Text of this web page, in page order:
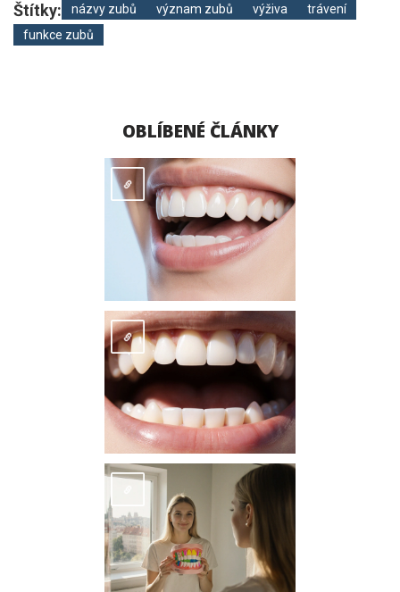
Štítky: názvy zubů význam zubů výživa
trávení
funkce zubů
OBLÍBENÉ ČLÁNKY